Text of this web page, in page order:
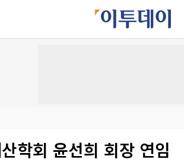
학회 윤선희 회장 연임